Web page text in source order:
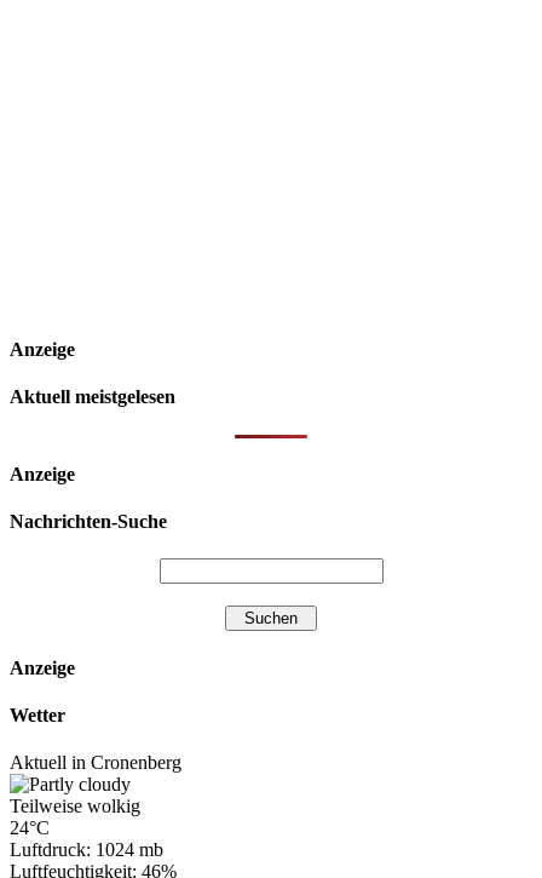
Anzeige
Aktuell meistgelesen
Anzeige
Nachrichten-Suche
Anzeige
Wetter
Aktuell in Cronenberg
Teilweise wolkig
24°C
Luftdruck: 1024 mb
Luftfeuchtigkeit: 46%